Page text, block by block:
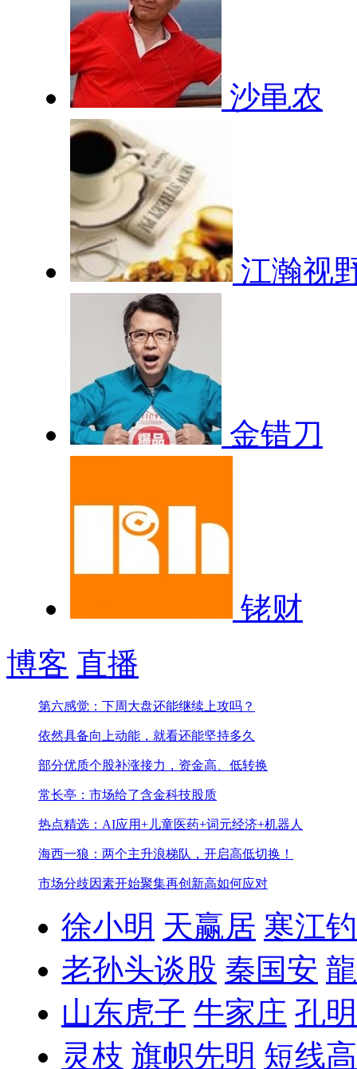
沙黾农
江瀚视
金错刀
铑财
博客 直播
第六感觉：下周大盘还能继续上攻吗？
依然具备向上动能，就看还能坚持多久
部分优质个股补涨接力，资金高、低转换
常长亭：市场给了含金科技股质
热点精选：AI应用+儿童医药+词元经济+机器人
海西一狼：两个主升浪梯队，开启高低切换！
市场分歧因素开始聚集再创新高如何应对
徐小明 天赢居 寒江
老孙头谈股 秦国安
山东虎子 牛家庄 孔
灵枝 旗帜先明 短线